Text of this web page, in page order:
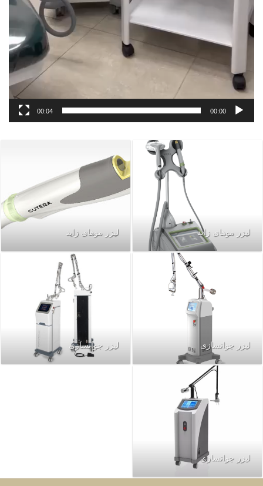
00:00
00:04
لیزر موهای زاید لیزر موهای زاید
لیزر جوانسازی لیزر جوانسازی
لیزر جوانسازی